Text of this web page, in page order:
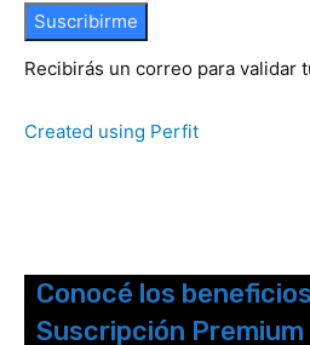
Suscribirme
Recibirás un correo para validar
Created using Perfit
Conocé los
Suscripción Premium